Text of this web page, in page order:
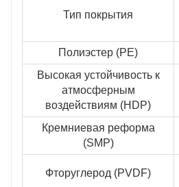
Тип покрытия
Полиэстер (PE)
Высокая устойчивость к
атмосферным
воздействиям (HDP)
Кремниевая реформа
(SMP)
Фторуглерод (PVDF)